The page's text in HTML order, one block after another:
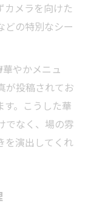
カメラを向けた
どの特別なシー
やかメニュ
が投稿されてお
す。こうした華
でなく、場の雰
を演出してくれ